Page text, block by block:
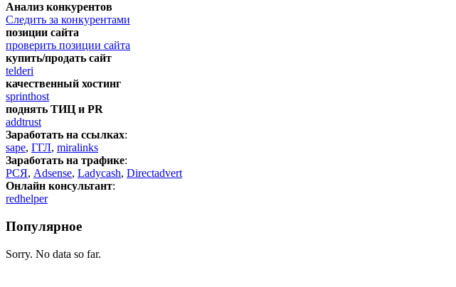
Анализ конкурентов
Следить за конкурентами
позиции сайта
проверить позиции сайта
купить/продать сайт
telderi
качественный хостинг
sprinthost
поднять ТИЦ и PR
addtrust
Заработать на ссылках:
sape, ГГЛ, miralinks
Заработать на трафике:
РСЯ, Adsense, Ladycash, Directadvert
Онлайн консультант:
redhelper
Популярное
Sorry. No data so far.